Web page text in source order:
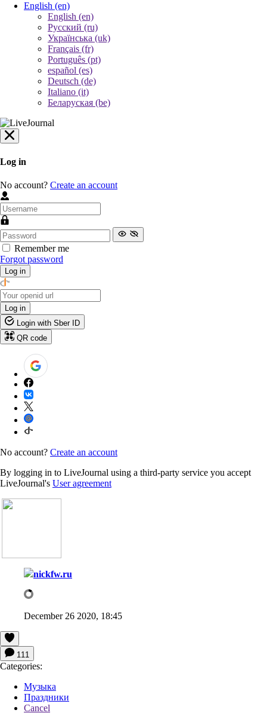
English (en)
English (en)
Русский (ru)
Українська (uk)
Français (fr)
Português (pt)
español (es)
Deutsch (de)
Italiano (it)
Беларуская (be)
Log in
No account? Create an account
Remember me
Forgot password
Log in
Log in
Login with Sber ID
QR code
No account? Create an account
By logging in to LiveJournal using a third-party service you accept
LiveJournal's User agreement
nickfw.ru
December 26 2020, 18:45
111
Categories:
Музыка
Праздники
Cancel